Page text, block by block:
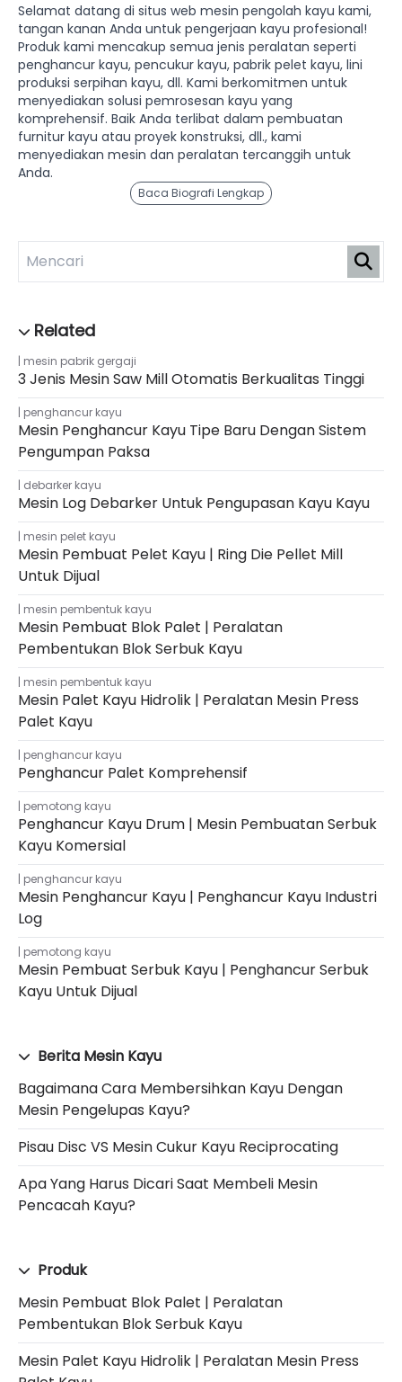
Selamat datang di situs web mesin pengolah kayu kami,
tangan kanan Anda untuk pengerjaan kayu profesional!
Produk kami mencakup semua jenis peralatan seperti
penghancur kayu, pencukur kayu, pabrik pelet kayu, lini
produksi serpihan kayu, dll. Kami berkomitmen untuk
menyediakan solusi pemrosesan kayu yang
komprehensif. Baik Anda terlibat dalam pembuatan
furnitur kayu atau proyek konstruksi, dll., kami
menyediakan mesin dan peralatan tercanggih untuk
Anda.
Baca Biografi Lengkap
mesin pabrik gergaji
3 Jenis Mesin Saw Mill Otomatis Berkualitas Tinggi
penghancur kayu
Mesin Penghancur Kayu Tipe Baru Dengan Sistem
Pengumpan Paksa
debarker kayu
Mesin Log Debarker Untuk Pengupasan Kayu Kayu
mesin pelet kayu
Mesin Pembuat Pelet Kayu | Ring Die Pellet Mill
Untuk Dijual
mesin pembentuk kayu
Mesin Pembuat Blok Palet | Peralatan
Pembentukan Blok Serbuk Kayu
mesin pembentuk kayu
Mesin Palet Kayu Hidrolik | Peralatan Mesin Press
Palet Kayu
penghancur kayu
Penghancur Palet Komprehensif
pemotong kayu
Penghancur Kayu Drum | Mesin Pembuatan Serbuk
Kayu Komersial
penghancur kayu
Mesin Penghancur Kayu | Penghancur Kayu Industri
Log
pemotong kayu
Mesin Pembuat Serbuk Kayu | Penghancur Serbuk
Kayu Untuk Dijual
Berita Mesin Kayu
Bagaimana Cara Membersihkan Kayu Dengan
Mesin Pengelupas Kayu?
Pisau Disc VS Mesin Cukur Kayu Reciprocating
Apa Yang Harus Dicari Saat Membeli Mesin
Pencacah Kayu?
Produk
Mesin Pembuat Blok Palet | Peralatan
Pembentukan Blok Serbuk Kayu
Mesin Palet Kayu Hidrolik | Peralatan Mesin Press